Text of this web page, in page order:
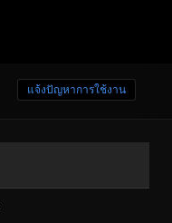
แจ้งปัญหาการใช้งาน